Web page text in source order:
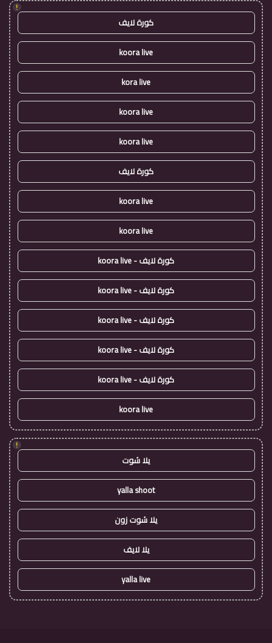
!
كورة لايف
koora live
kora live
koora live
koora live
كورة لايف
koora live
koora live
كورة لايف - koora live
كورة لايف - koora live
كورة لايف - koora live
كورة لايف - koora live
كورة لايف - koora live
koora live
!
يلا شوت
yalla shoot
يلا شوت زون
يلا لايف
yalla live